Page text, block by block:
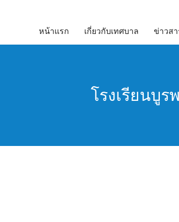
หน้าแรก เกี่ยวกับเทศบาล ข่าวส
โรงเรียนบู